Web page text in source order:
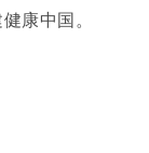
康中国。